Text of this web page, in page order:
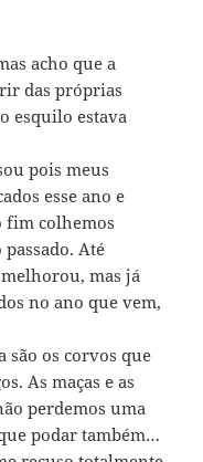
acho que a
das próprias
esquilo estava
pois meus
esse ano e
fim colhemos
Até
mas já
no ano que vem,
são os corvos que
As maças e as
perdemos uma
podar também…